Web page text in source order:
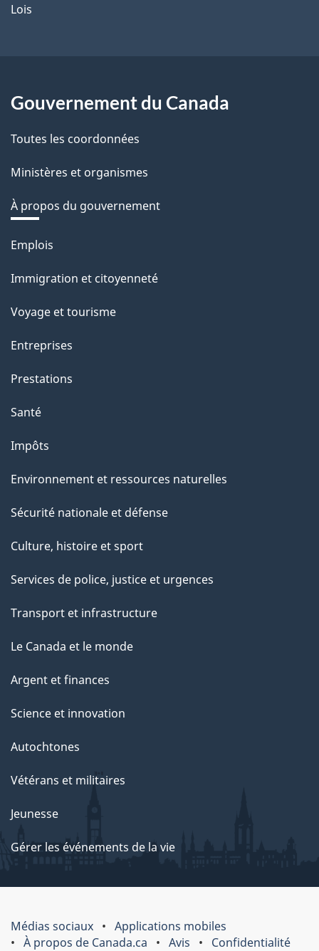
Lois
Gouvernement du Canada
Toutes les coordonnées
Ministères et organismes
À propos du gouvernement
Thèmes
sujets
Emplois
Immigration et citoyenneté
Voyage et tourisme
Entreprises
Prestations
Santé
Impôts
Environnement et ressources naturelles
Sécurité nationale et défense
Culture, histoire et sport
Services de police, justice et urgences
Transport et infrastructure
Le Canada et le monde
Argent et finances
Science et innovation
Autochtones
Vétérans et militaires
Jeunesse
Gérer les événements de la vie
Médias sociaux
Applications mobiles
À propos de Canada.ca
Avis Confidentialité